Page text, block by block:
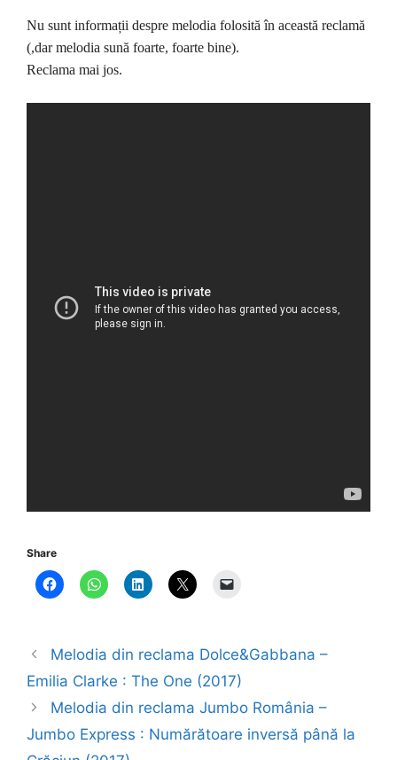
Nu sunt informații despre melodia folosită în această reclamă
(,dar melodia sună foarte, foarte bine).
Reclama mai jos.
Share
Melodia din reclama Dolce&Gabbana –
Emilia Clarke : The One (2017)
Melodia din reclama Jumbo România –
Jumbo Express : Numărătoare inversă până la